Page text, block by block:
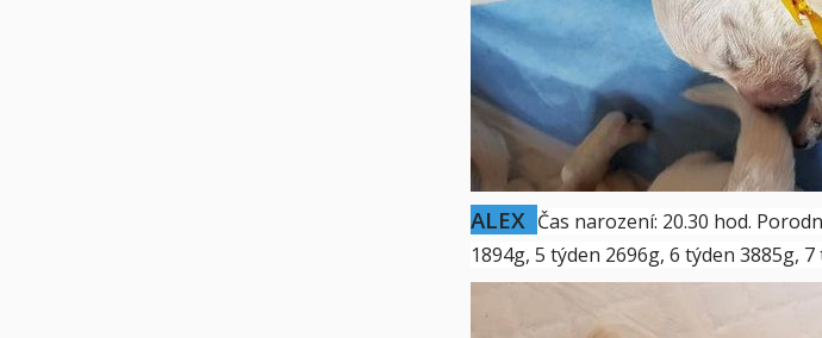
ALEX Čas narození: 20.30 hod.
1894g, 5 týden 2696g, 6 týden 3885g,